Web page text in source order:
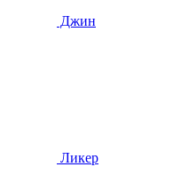
Джин
Ликер